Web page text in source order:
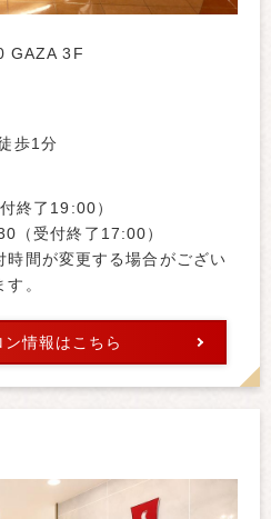
GAZA 3F
歩1分
終了19:00）
（受付終了17:00）
時間が変更する場合がござい
。
情報はこちら